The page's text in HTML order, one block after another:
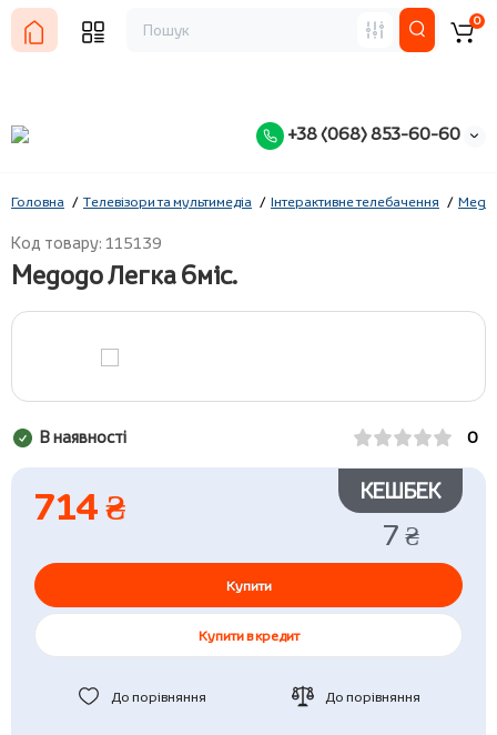
+38 (068) 853-60-60
0
Головна Телевізори та мультимедіа Інтерактивне телебачення
Код товару: 115139
Megogo Легка 6міс.
В наявності 0
714 ₴ КЕШБЕК
7 ₴
Купити
Купити в кредит
До порівняння До порівняння